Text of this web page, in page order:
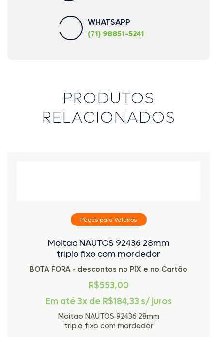
WHATSAPP
(71) 98851-5241
PRODUTOS
RELACIONADOS
Peças para Veleiros
Moitao NAUTOS 92436 28mm
triplo fixo com mordedor
BOTA FORA - descontos no PIX e no Cartão
R$553,00
Em até 3x de R$184,33 s/ juros
Moitao NAUTOS 92436 28mm
triplo fixo com mordedor